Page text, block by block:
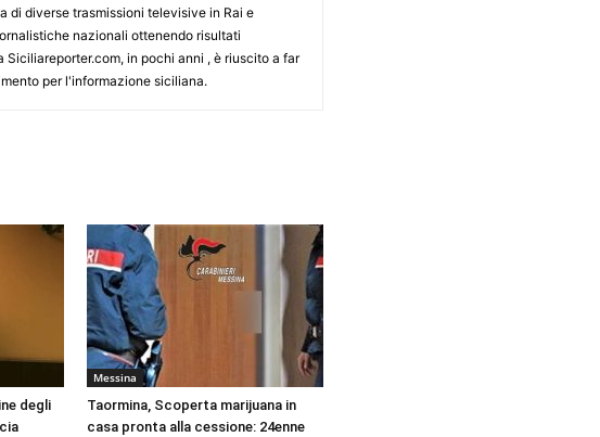
di diverse trasmissioni televisive in Rai e
nazionali ottenendo risultati
in pochi anni , è riuscito a far
per l'informazione siciliana.
degli
Messina
Taormina, Scoperta marijuana in
casa pronta alla cessione: 24enne